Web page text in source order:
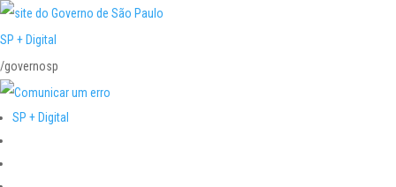
SP + Digital
/governosp
SP + Digital